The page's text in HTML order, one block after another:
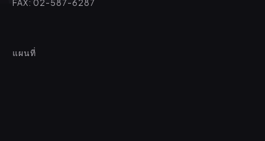
FAX: 02-587-6287
แผนที่